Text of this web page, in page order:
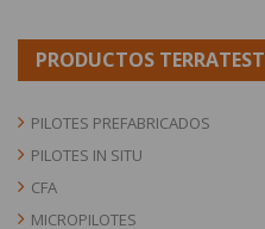
PRODUCTOS TERRATEST
PILOTES PREFABRICADOS
PILOTES IN SITU
CFA
MICROPILOTES